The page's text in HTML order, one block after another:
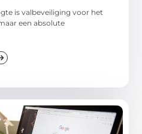
is valbeveiliging voor het
een absolute